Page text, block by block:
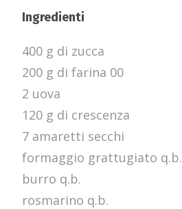
Ingredienti
400 g di zucca
200 g di farina 00
2 uova
120 g di crescenza
7 amaretti secchi
formaggio grattugiato q.b.
burro q.b.
rosmarino q.b.